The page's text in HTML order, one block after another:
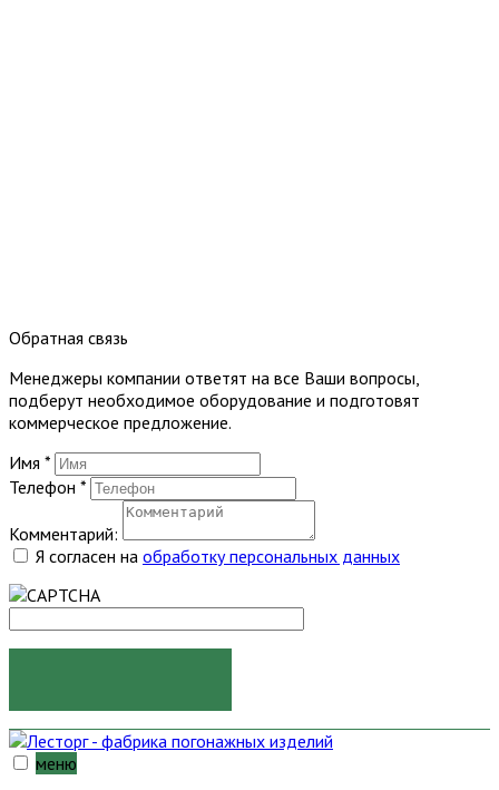
Обратная связь
Менеджеры компании ответят на все Ваши вопросы,
подберут необходимое оборудование и подготовят
коммерческое предложение.
Имя *
Телефон *
Комментарий:
Я согласен на обработку персональных данных
меню